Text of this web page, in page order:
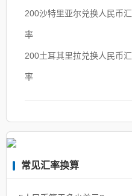
200沙特里亚尔兑换人民币汇
率
200土耳其里拉兑换人民币汇
率
常见汇率换算